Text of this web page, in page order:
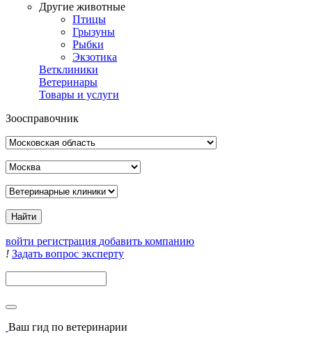
Другие животные
Птицы
Грызуны
Рыбки
Экзотика
Ветклиники
Ветеринары
Товары и услуги
Зоосправочник
войти регистрация добавить компанию
! Задать вопрос эксперту
Ваш гид по ветеринарии